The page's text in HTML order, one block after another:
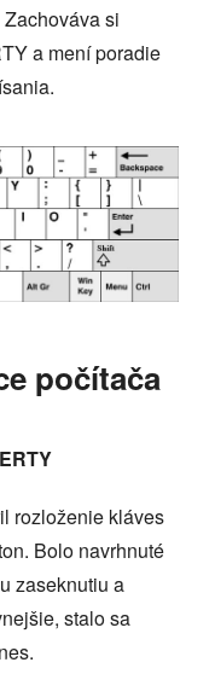
si
a mení poradie
počítača
rozloženie kláves
Bolo navrhnuté
zaseknutiu a
stalo sa